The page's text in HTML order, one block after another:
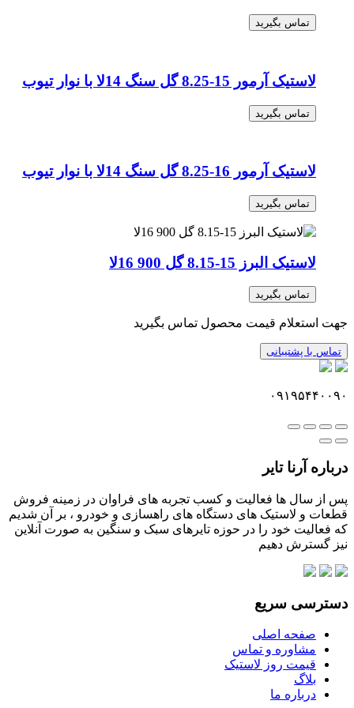
تماس بگیرید
لاستیک آرمور 15-8.25 گل‌ سنگ 14لا با نوار تیوب
تماس بگیرید
لاستیک آرمور 16-8.25 گل‌ سنگ 14لا با نوار تیوب
تماس بگیرید
لاستیک البرز 15-8.15 گل 900 16لا
تماس بگیرید
جهت استعلام قیمت محصول تماس بگیرید
تماس با پشتیبانی
۰۹۱۹۵۴۴۰۰۹۰
درباره آرنا تایر
پس از سال ها فعالیت و کسب تجربه های فراوان در زمینه فروش
قطعات و لاستیک های دستگاه های راهسازی و خودرو ، بر آن شدیم
که فعالیت خود را در حوزه تایرهای سبک و سنگین به صورت آنلاین
نیز گسترش دهیم
دسترسی سریع
صفحه اصلی
مشاوره و تماس
قیمت روز لاستیک
بلاگ
درباره ما